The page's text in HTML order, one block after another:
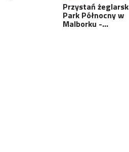
Przystań
Park Północny w
Malborku -…